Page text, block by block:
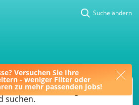
Versuchen Sie Ihre
- weniger Filter oder
zu mehr passenden Jobs!
Suche ändern
bessere Ergebnisse liefern,
Berufsbezeichnung oder
suchen.